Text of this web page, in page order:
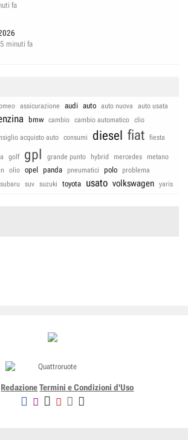
fa
minuti fa
assicurazione audi auto auto nuova
auto usata
bmw cambio cambio automatico clio
acquisto auto consumi diesel fiat fiesta
golf gpl grande punto hybrid mercedes
metano
olio opel panda pneumatici polo
problema
subaru suv suzuki toyota usato volkswagen yaris
Redazione Termini e Condizioni d'Uso